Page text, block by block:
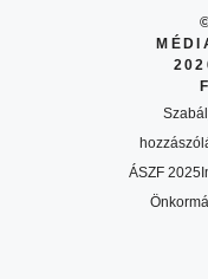
ÁSZF 2025